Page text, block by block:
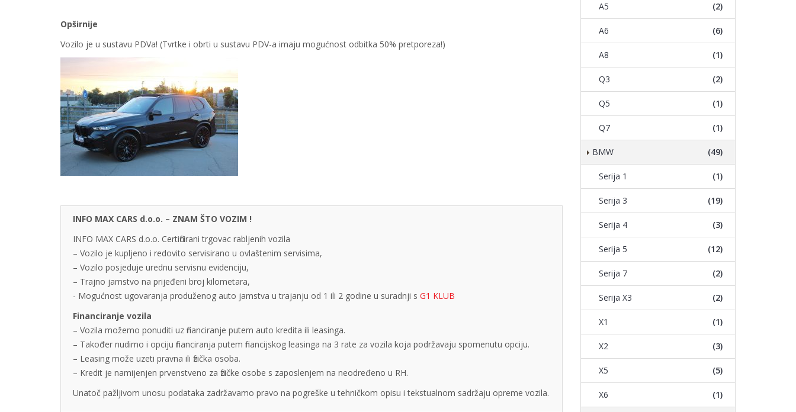
Opširnije
Vozilo je u sustavu PDVa! (Tvrtke i obrti u sustavu PDV-a imaju mogućnost odbitka 50% pretporeza!)
INFO MAX CARS d.o.o. – ZNAM ŠTO VOZIM !
INFO MAX CARS d.o.o. Certificirani trgovac rabljenih vozila
– Vozilo je kupljeno i redovito servisirano u ovlaštenim servisima,
– Vozilo posjeduje urednu servisnu evidenciju,
– Trajno jamstvo na prijeđeni broj kilometara,
- Mogućnost ugovaranja produženog auto jamstva u trajanju od 1 ili 2 godine u suradnji s G1 KLUB
Financiranje vozila
– Vozila možemo ponuditi uz financiranje putem auto kredita ili leasinga.
– Također nudimo i opciju financiranja putem financijskog leasinga na 3 rate za vozila koja podržavaju spomenutu opciju.
– Leasing može uzeti pravna ili fizička osoba.
– Kredit je namijenjen prvenstveno za fizičke osobe s zaposlenjem na neodređeno u RH.
Unatoč pažljivom unosu podataka zadržavamo pravo na pogreške u tehničkom opisu i tekstualnom sadržaju opreme vozila.
A5 (2)
A6 (6)
A8 (1)
Q3 (2)
Q5 (1)
Q7 (1)
BMW (49)
Serija 1 (1)
Serija 3 (19)
Serija 4 (3)
Serija 5 (12)
Serija 7 (2)
Serija X3 (2)
X1 (1)
X2 (3)
X5 (5)
X6 (1)